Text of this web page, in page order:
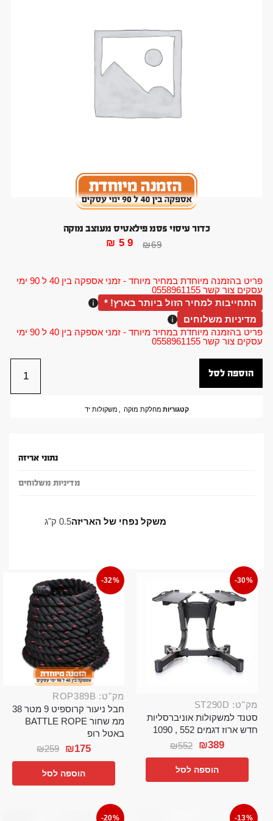
פריט בהזמנה מיוחדת במחיר מיוחד - זמני אספקה בין 40 ל 90 ימי
עסקים צור קשר 0558961155
כדור עיסוי 5סמ פילאטיס מעוצב מוקה
₪69
₪ 59
התחייבות למחיר הזול ביותר בארץ! *
מדיניות משלוחים
פריט בהזמנה מיוחדת במחיר מיוחד - זמני אספקה בין 40 ל 90 ימי
עסקים צור קשר 0558961155
הוספה לסל
קטגוריות מחלקת מוקה , משקולות יד
נתוני אריזה
מדיניות משלוחים
משקל נפחי של האריזה0.5 ק"ג
-30%
מק"ט: ST290D
סטנד למשקולות אוניברסליות
חדש ארוז דגמים 552 , 1090
₪552 ₪389
הוספה לסל
-32%
מק"ט: ROP389B
חבל ניעור קרוספיט 9 מטר 38
ממ שחור BATTLE ROPE
באטל רופ
₪259 ₪175
הוספה לסל
-13%
-20%